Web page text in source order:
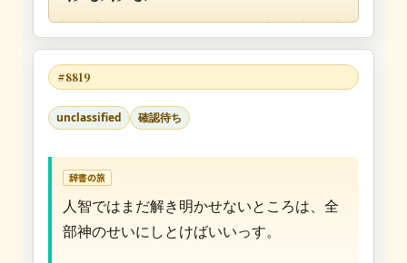
#8819
unclassified 確認待ち
辞書の旅
人智ではまだ解き明かせないところは、全
部神のせいにしとけばいいっす。